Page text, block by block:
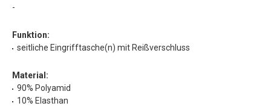
-
Funktion:
seitliche Eingrifftasche(n) mit Reißverschluss
Material:
90% Polyamid
10% Elasthan